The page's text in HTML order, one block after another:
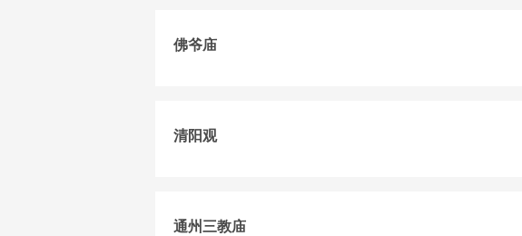
佛爷庙
清阳观
通州三教庙